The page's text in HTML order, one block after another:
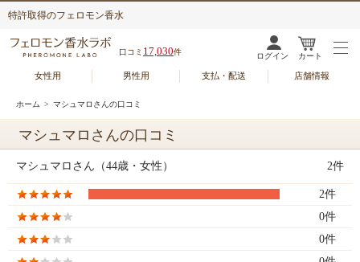
特許取得のフェロモン香水
口コミ 17,030件 ログイン カート
女性用 男性用 支払・配送 店舗情報
ホーム > マシュマロさんの口コミ
マシュマロさんの口コミ
マシュマロさん（44歳・女性） 2件
2件
0件
0件